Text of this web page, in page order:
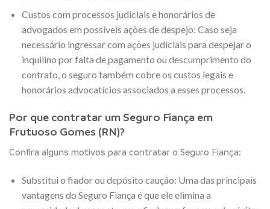
Custos com processos judiciais e honorários de
advogados em possíveis ações de despejo: Caso seja
necessário ingressar com ações judiciais para despejar o
inquilino por falta de pagamento ou descumprimento do
contrato, o seguro também cobre os custos legais e
honorários advocatícios associados a esses processos.
Por que contratar um Seguro Fiança em
Frutuoso Gomes (RN)?
Confira alguns motivos para contratar o Seguro Fiança:
Substitui o fiador ou depósito caução: Uma das principais
vantagens do Seguro Fiança é que ele elimina a